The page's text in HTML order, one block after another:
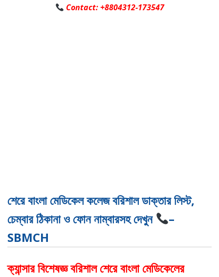
Contact: +8804312-173547
শেরে বাংলা মেডিকেল কলেজ বরিশাল ডাক্তার লিস্ট,
চেম্বার ঠিকানা ও ফোন নাম্বারসহ দেখুন
–
SBMCH
ক্যান্সার বিশেষজ্ঞ বরিশাল শেরে বাংলা মেডিকেলের